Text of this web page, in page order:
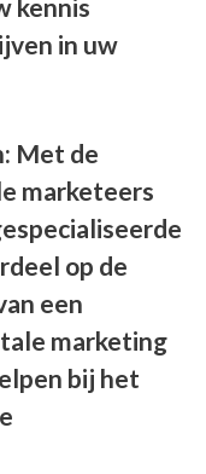
kennis
in uw
Met de
marketeers
op de
een
marketing
bij het